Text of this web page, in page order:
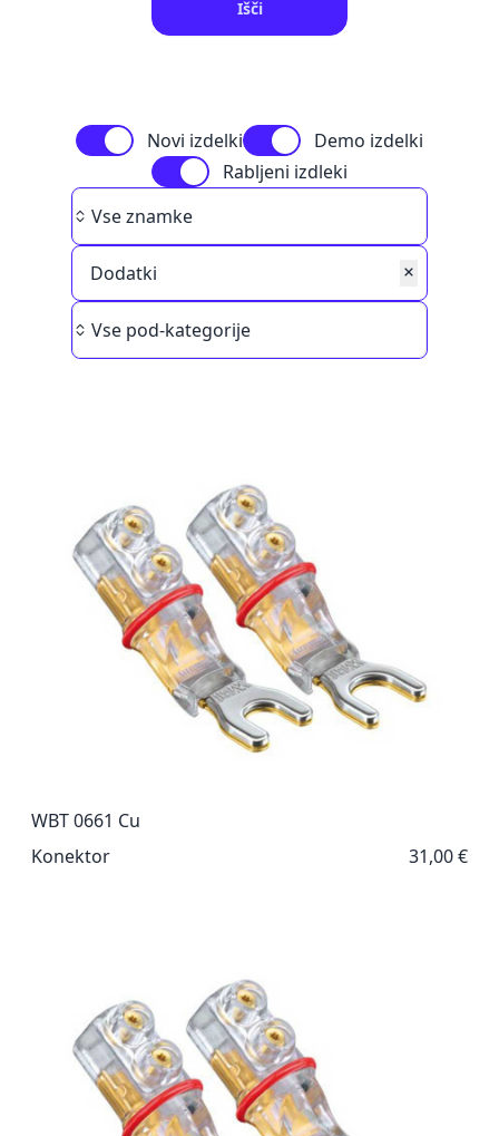
Išči
Novi izdelki
Demo izdelki
Rabljeni izdleki
Brand
Vse znamke
Dodatki
Category
Vse pod-kategorije
WBT 0661 Cu
Konektor
31,00 €